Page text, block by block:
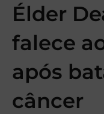
Élder
falece
após
câncer